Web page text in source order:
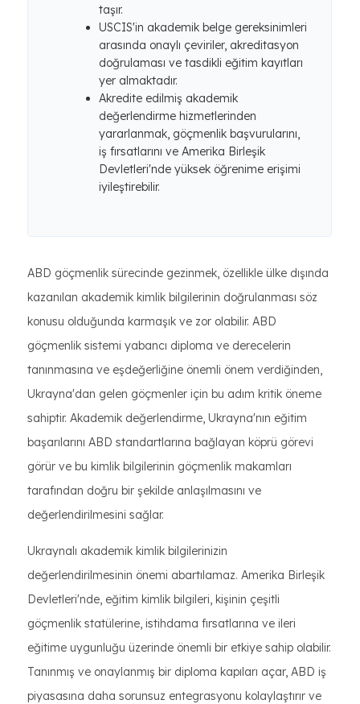
taşır.
USCIS'in akademik belge gereksinimleri
arasında onaylı çeviriler, akreditasyon
doğrulaması ve tasdikli eğitim kayıtları
yer almaktadır.
Akredite edilmiş akademik
değerlendirme hizmetlerinden
yararlanmak, göçmenlik başvurularını,
iş fırsatlarını ve Amerika Birleşik
Devletleri'nde yüksek öğrenime erişimi
iyileştirebilir.
ABD göçmenlik sürecinde gezinmek, özellikle ülke dışında
kazanılan akademik kimlik bilgilerinin doğrulanması söz
konusu olduğunda karmaşık ve zor olabilir. ABD
göçmenlik sistemi yabancı diploma ve derecelerin
tanınmasına ve eşdeğerliğine önemli önem verdiğinden,
Ukrayna'dan gelen göçmenler için bu adım kritik öneme
sahiptir. Akademik değerlendirme, Ukrayna'nın eğitim
başarılarını ABD standartlarına bağlayan köprü görevi
görür ve bu kimlik bilgilerinin göçmenlik makamları
tarafından doğru bir şekilde anlaşılmasını ve
değerlendirilmesini sağlar.
Ukraynalı akademik kimlik bilgilerinizin
değerlendirilmesinin önemi abartılamaz. Amerika Birleşik
Devletleri'nde, eğitim kimlik bilgileri, kişinin çeşitli
göçmenlik statülerine, istihdama fırsatlarına ve ileri
eğitime uygunluğu üzerinde önemli bir etkiye sahip olabilir.
Tanınmış ve onaylanmış bir diploma kapıları açar, ABD iş
piyasasına daha sorunsuz entegrasyonu kolaylaştırır ve